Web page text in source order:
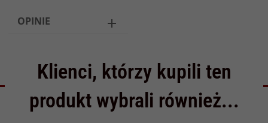
OPINIE
Klienci, którzy kupili ten
produkt wybrali również...